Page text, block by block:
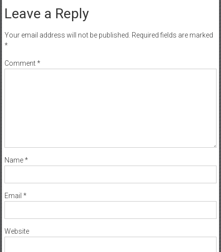
Leave a Reply
Your email address will not be published. Required fields are marked
*
Comment*
Name*
Email *
Website